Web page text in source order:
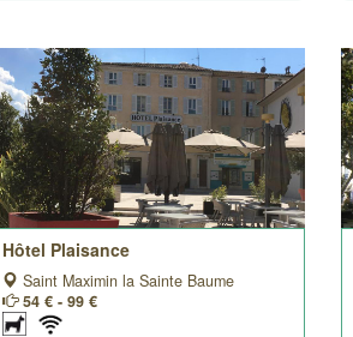
Hôtel Plaisance
Saint Maximin la Sainte Baume
54 € - 99 €